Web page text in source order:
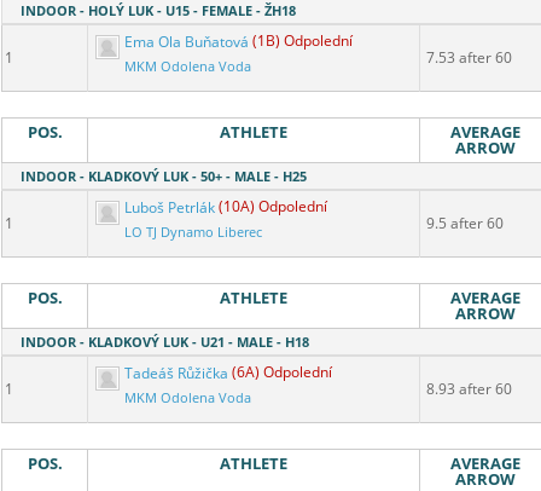
INDOOR - HOLÝ LUK - U15 - FEMALE - ŽH18
1
Ema Ola Buňatová (1B) Odpolední
MKM Odolena Voda 7.53 after 60
POS. ATHLETE AVERAGE
ARROW
INDOOR - KLADKOVÝ LUK - 50+ - MALE - H25
1
Luboš Petrlák(10A) Odpolední
LO TJ Dynamo Liberec 9.5 after 60
POS. ATHLETE AVERAGE
ARROW
INDOOR - KLADKOVÝ LUK - U21 - MALE - H18
1
Tadeáš Růžička (6A) Odpolední
MKM Odolena Voda 8.93 after 60
POS. ATHLETE AVERAGE
ARROW